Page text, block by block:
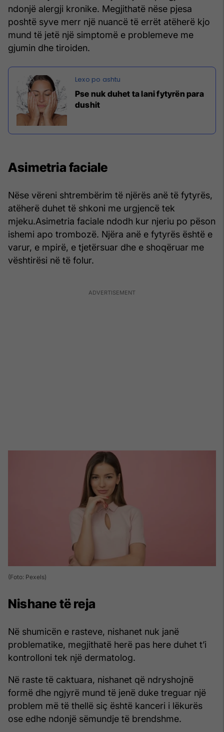
ndonjë alergji kronike. Megjithatë nëse pjesa
poshtë syve merr një nuancë të errët atëherë kjo
mund të jetë një simptomë e problemeve me
gjumin dhe tiroiden.
Pse nuk duhet ta lani fytyrën para
dushit
Asimetria faciale
Nëse vëreni shtrembërim të njërës anë të fytyrës,
atëherë duhet të shkoni me urgjencë tek
mjeku.Asimetria faciale ndodh kur njeriu po pëson
ishemi apo trombozë. Njëra anë e fytyrës është e
varur, e mpirë, e tjetërsuar dhe e shoqëruar me
vështirësi në të folur.
(Foto: Pexels)
Nishane të reja
Në shumicën e rasteve, nishanet nuk janë
problematike, megjithatë herë pas here duhet t’i
kontrolloni tek një dermatolog.
Në raste të caktuara, nishanet që ndryshojnë
formë dhe ngjyrë mund të jenë duke treguar një
problem më të thellë siç është kanceri i lëkurës
ose edhe ndonjë sëmundje të brendshme.